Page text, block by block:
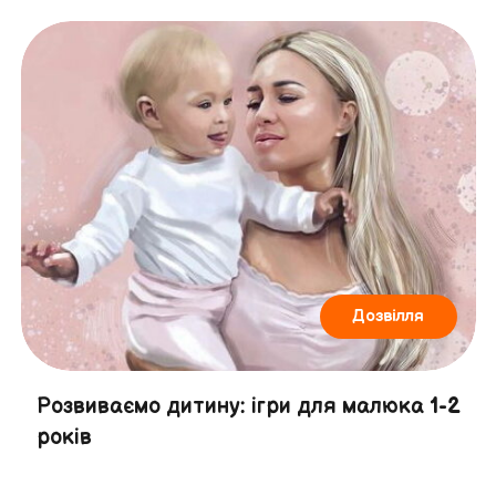
Дозвілля
Розвиваємо дитину: ігри для малюка 1-2
років